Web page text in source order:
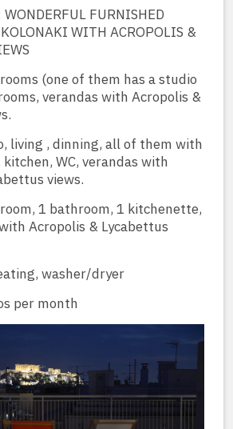
WONDERFUL FURNISHED
WITH ACROPOLIS &
(one of them has a studio
verandas with Acropolis &
living , dinning, all of them with
WC, verandas with
views.
1 bathroom, 1 kitchenette,
Acropolis & Lycabettus
washer/dryer
per month